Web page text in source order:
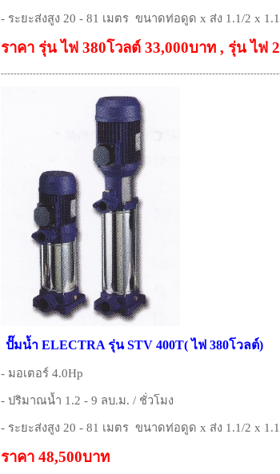
- ระยะส่งสูง 20 - 81 เมตร ขนาดท่อดูด x ส่ง 1.1/2 x
ราคา รุ่น ไฟ 380โวลต์ 33,000บาท , รุ่น ไฟ
ปั๊มน้ำ ELECTRA รุ่น STV 400T( ไฟ 380โวลต์)
- มอเตอร์ 4.0Hp
- ปริมาณน้ำ 1.2 - 9 ลบ.ม. / ชั่วโมง
- ระยะส่งสูง 20 - 81 เมตร ขนาดท่อดูด x ส่ง 1.1/2 x
ราคา 48,500บาท